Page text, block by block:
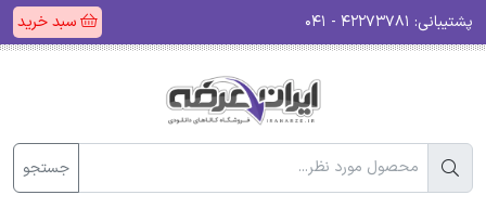
پشتیبانی: سبد خرید
جستجو